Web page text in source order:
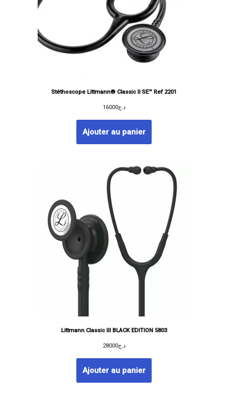
Stéthoscope Littmann® Classic II SE™ Ref 2201
د.ج16000
Ajouter au panier
Littmann Classic III BLACK EDITION 5803
د.ج28000
Ajouter au panier